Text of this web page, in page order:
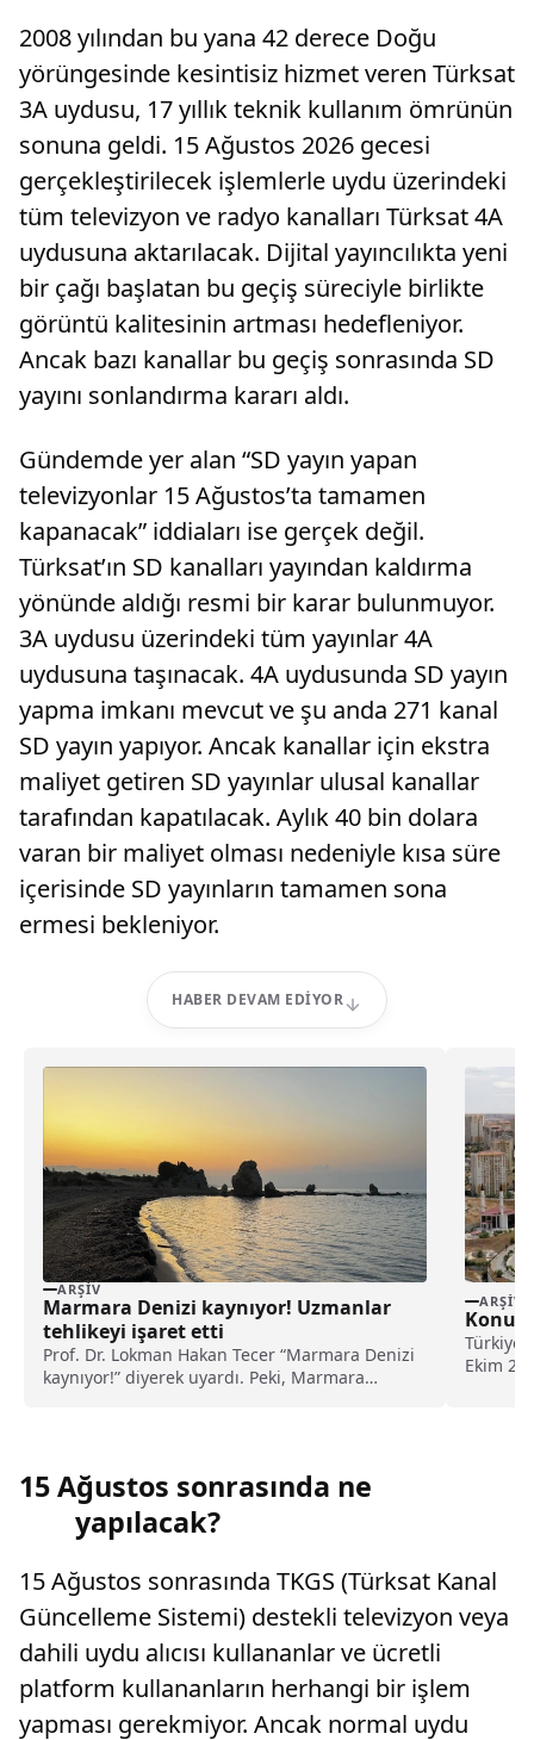
2008 yılından bu yana 42 derece Doğu
yörüngesinde kesintisiz hizmet veren Türksat
3A uydusu, 17 yıllık teknik kullanım ömrünün
sonuna geldi. 15 Ağustos 2026 gecesi
gerçekleştirilecek işlemlerle uydu üzerindeki
tüm televizyon ve radyo kanalları Türksat 4A
uydusuna aktarılacak. Dijital yayıncılıkta yeni
bir çağı başlatan bu geçiş süreciyle birlikte
görüntü kalitesinin artması hedefleniyor.
Ancak bazı kanallar bu geçiş sonrasında SD
yayını sonlandırma kararı aldı.
Gündemde yer alan “SD yayın yapan
televizyonlar 15 Ağustos’ta tamamen
kapanacak” iddiaları ise gerçek değil.
Türksat’ın SD kanalları yayından kaldırma
yönünde aldığı resmi bir karar bulunmuyor.
3A uydusu üzerindeki tüm yayınlar 4A
uydusuna taşınacak. 4A uydusunda SD yayın
yapma imkanı mevcut ve şu anda 271 kanal
SD yayın yapıyor. Ancak kanallar için ekstra
maliyet getiren SD yayınlar ulusal kanallar
tarafından kapatılacak. Aylık 40 bin dolara
varan bir maliyet olması nedeniyle kısa süre
içerisinde SD yayınların tamamen sona
ermesi bekleniyor.
HABER DEVAM EDIYOR
ARŞIV
Marmara Denizi kaynıyor! Uzmanlar
tehlikeyi işaret etti
Prof. Dr. Lokman Hakan Tecer “Marmara Denizi
kaynıyor!” diyerek uyardı. Peki, Marmara
ARŞIV
Konut
Türkiye
Ekim
15 Ağustos sonrasında ne
yapılacak?
15 Ağustos sonrasında TKGS (Türksat Kanal
Güncelleme Sistemi) destekli televizyon veya
dahili uydu alıcısı kullananlar ve ücretli
platform kullananların herhangi bir işlem
yapması gerekmiyor. Ancak normal uydu